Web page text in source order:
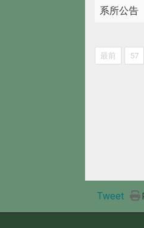
系所公告
最前 57
Tweet